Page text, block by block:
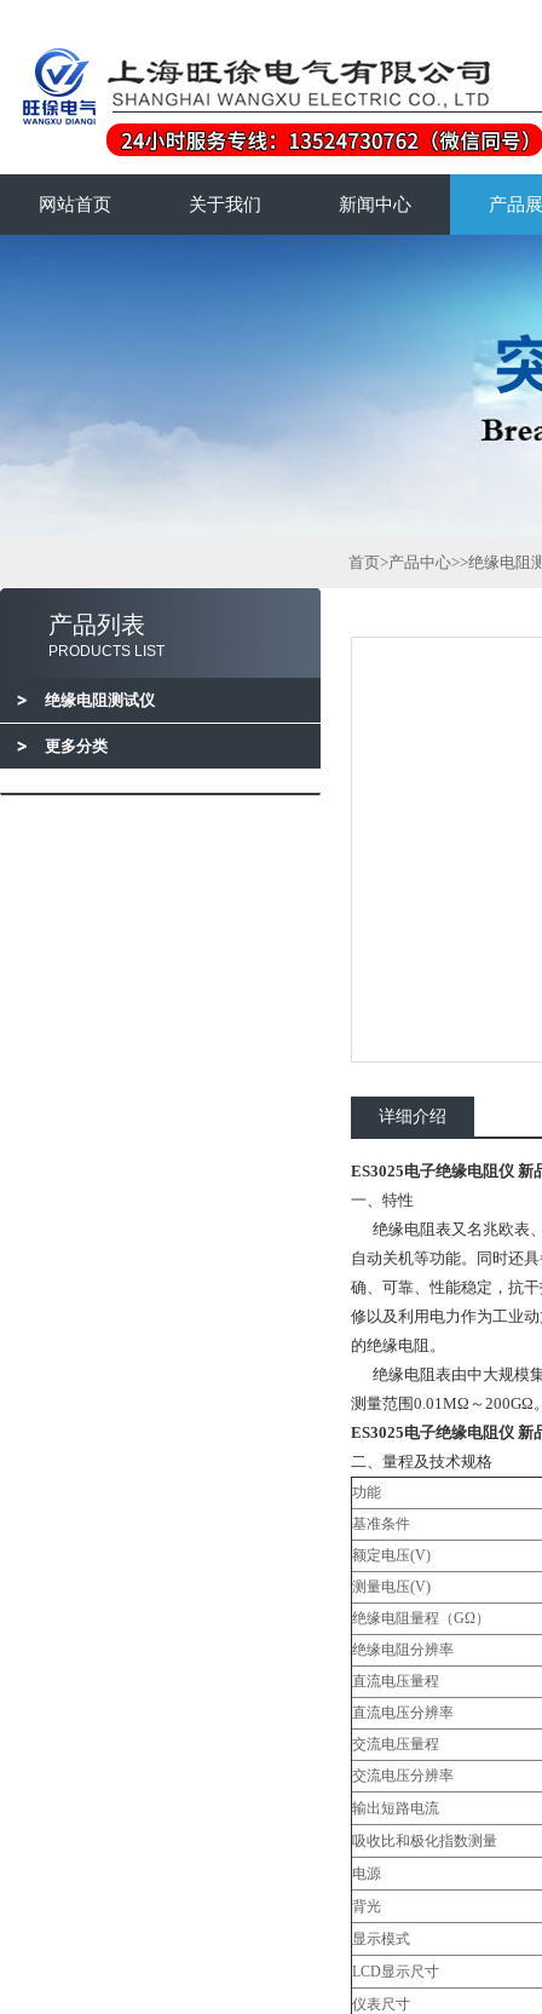
网站首页 关于我们 新闻中心 产品
产品列表
PRODUCTS LIST
绝缘电阻测试仪
更多分类
首页>产品中心>>绝缘电阻
详细介绍
ES3025电子绝缘电阻仪 新
一、特性
绝缘电阻表又名兆欧表
自动关机等功能。同时还
确、可靠、性能稳定，抗
修以及利用电力作为工业
的绝缘电阻。
绝缘电阻表由中大规模集
测量范围0.01MΩ～200GΩ
ES3025电子绝缘电阻仪 新
二、量程及技术规格
功能
基准条件
额定电压(V)
测量电压(V)
绝缘电阻量程（GΩ）
绝缘电阻分辨率
直流电压量程
直流电压分辨率
交流电压量程
交流电压分辨率
输出短路电流
吸收比和极化指数测量
电源
背光
显示模式
LCD显示尺寸
仪表尺寸